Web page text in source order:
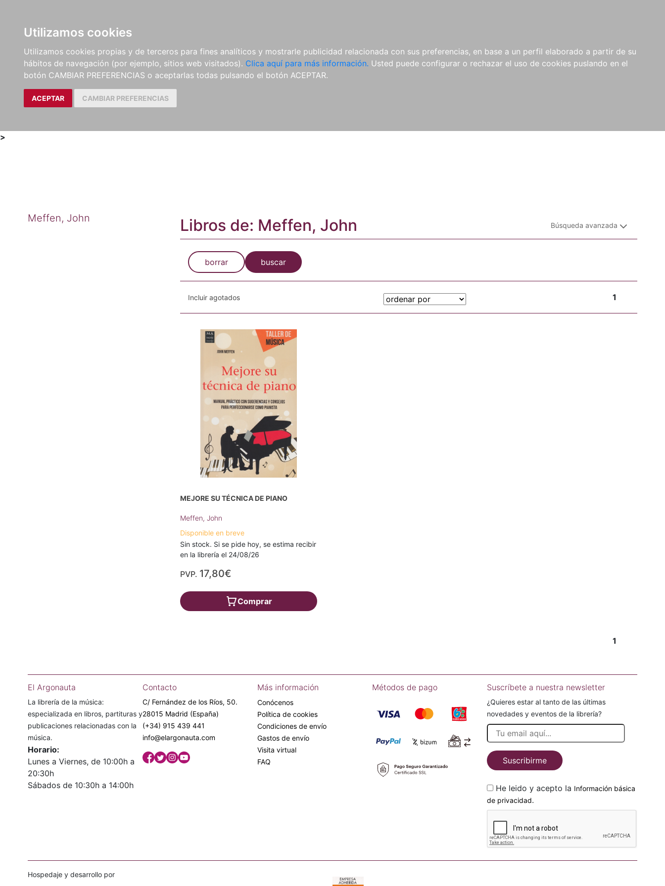
Utilizamos cookies
Utilizamos cookies propias y de terceros para fines analíticos y mostrarle publicidad relacionada con sus preferencias, en base a un perfil elaborado a partir de su
hábitos de navegación (por ejemplo, sitios web visitados). Clica aquí para más información. Usted puede configurar o rechazar el uso de cookies puslando en el
botón CAMBIAR PREFERENCIAS o aceptarlas todas pulsando el botón ACEPTAR.
ACEPTAR CAMBIAR PREFERENCIAS
LIBROS
MÉTODOS Y
EJERCICIOS
PARTITURAS Y EDICIONES
CRÍTICAS
REVISTAS
CDS Y
DVDS
MATERIAL
COMPLEMENTARIO
NOVEDADES NOTICIAS
COMPRAS
INSTITUCIONALES
>
Meffen, John Libros de: Meffen, John Búsqueda avanzada
borrar buscar
Incluir agotados 1
MEJORE SU TÉCNICA DE PIANO
Meffen, John
Disponible en breve
Sin stock. Si se pide hoy, se estima recibir
en la librería el 24/08/26
PVP. 17,80€
Comprar
1
El Argonauta
La librería de la música:
especializada en libros, partituras y
publicaciones relacionadas con la
música.
Horario:
Lunes a Viernes, de 10:00h a
20:30h
Sábados de 10:30h a 14:00h
Contacto
C/ Fernández de los Ríos, 50.
28015 Madrid (España)
(+34) 915 439 441
info@elargonauta.com
Más información
Conócenos
Política de cookies
Condiciones de envío
Gastos de envío
Visita virtual
FAQ
Métodos de pago Suscríbete a nuestra newsletter
¿Quieres estar al tanto de las últimas
novedades y eventos de la librería?
Suscribirme
He leido y acepto la Información básica
de privacidad.
Hospedaje y desarrollo por